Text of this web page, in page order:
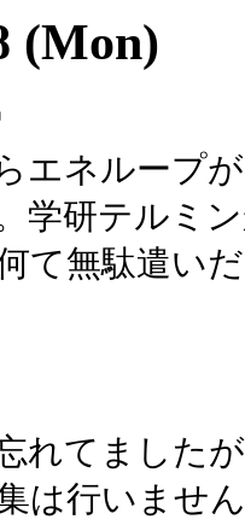
(Mon)
エネループ
学研テルミ
て無駄遣い
れてました
は行いませ